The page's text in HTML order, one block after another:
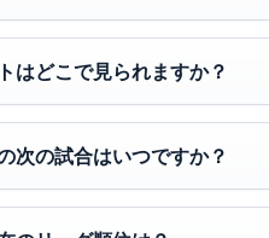
はどこで見られますか？
次の試合はいつですか？